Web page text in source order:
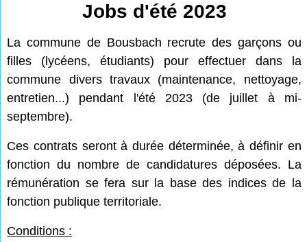
Jobs d'été 2023
La commune de Bousbach recrute des garçons ou
filles (lycéens, étudiants) pour effectuer dans la
commune divers travaux (maintenance, nettoyage,
entretien...) pendant l'été 2023 (de juillet à mi-
septembre).
Ces contrats seront à durée déterminée, à définir en
fonction du nombre de candidatures déposées. La
rémunération se fera sur la base des indices de la
fonction publique territoriale.
Conditions :